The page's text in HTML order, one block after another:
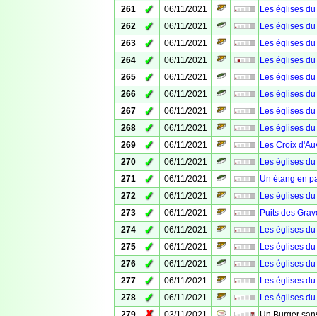
261
✓ 06/11/2021
Les églises
262
✓ 06/11/2021
Les églises
263
✓ 06/11/2021
Les églises
264
✓ 06/11/2021
Les églises
265
✓ 06/11/2021
Les églises
266
✓ 06/11/2021
Les églises
267
✓ 06/11/2021
Les églises
268
✓ 06/11/2021
Les églises
269
✓ 06/11/2021
Les Croix
270
✓ 06/11/2021
Les églises
271
✓ 06/11/2021
Un étang en
272
✓ 06/11/2021
Les églises
273
✓ 06/11/2021
Puits des
274
✓ 06/11/2021
Les églises
275
✓ 06/11/2021
Les églises
276
✓ 06/11/2021
Les églises
277
✓ 06/11/2021
Les églises
278
✓ 06/11/2021
Les églises